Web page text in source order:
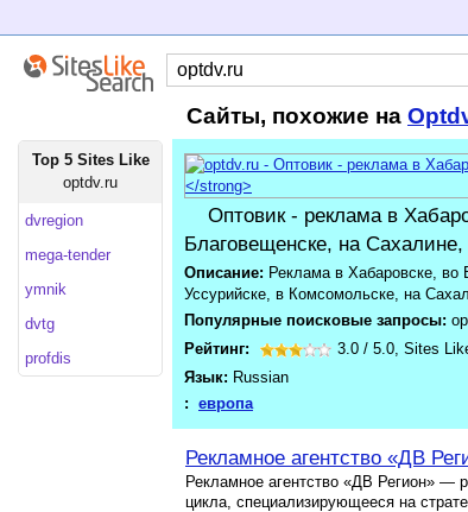
Сайты, похожие на
Top 5 Sites Like
optdv.ru
dvregion
mega-tender
ymnik
dvtg
profdis
Оптовик - реклама в
Благовещенске, на
Описание: Реклама в Хабаровске, во
Уссурийске, в Комсомольске, на
Популярные поисковые запросы:
Рейтинг:
3.0 / 5.0, Sites
Язык: Russian
: европа
Рекламное агентство «ДВ
Рекламное агентство «ДВ Регион» —
цикла, специализирующееся на